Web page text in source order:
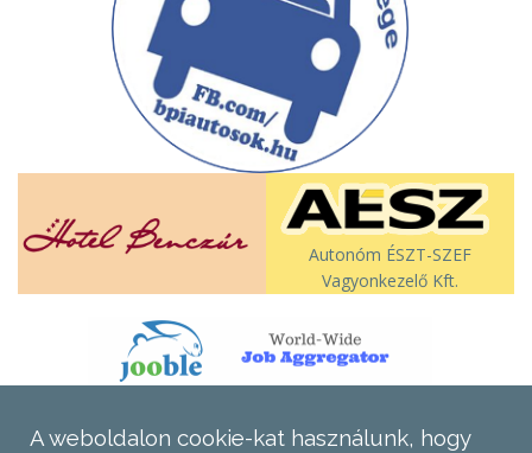
Autonóm ÉSZT-SZEF
Vagyonkezelő Kft.
A weboldalon cookie-kat használunk, hogy